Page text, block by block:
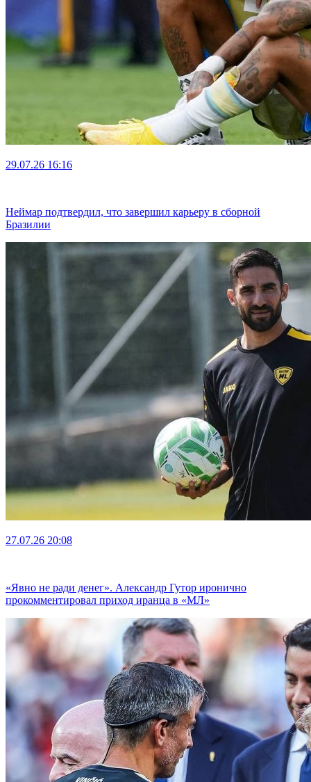
29.07.26 16:16
Неймар подтвердил, что завершил карьеру в сборной
Бразилии
27.07.26 20:08
«Явно не ради денег». Александр Гутор иронично
прокомментировал приход иранца в «МЛ»